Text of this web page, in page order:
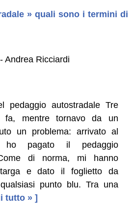
» quali sono i termini di
Andrea Ricciardi
pedaggio autostradale Tre
fa, mentre tornavo da un
un problema: arrivato al
ho pagato il pedaggio
di norma, mi hanno
e dato il foglietto da
punto blu. Tra una
tutto » ]